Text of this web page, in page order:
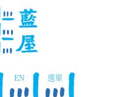
EN 選單